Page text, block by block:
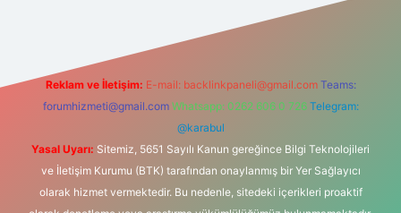
Reklam ve İletişim: E-mail: backlinkpaneli@gmail.com Teams:
forumhizmeti@gmail.com Whatsapp: 0262 606 0 726 Telegram:
@karabul
Yasal Uyarı: Sitemiz, 5651 Sayılı Kanun gereğince Bilgi Teknolojileri
ve İletişim Kurumu (BTK) tarafından onaylanmış bir Yer Sağlayıcı
olarak hizmet vermektedir. Bu nedenle, sitedeki içerikleri proaktif